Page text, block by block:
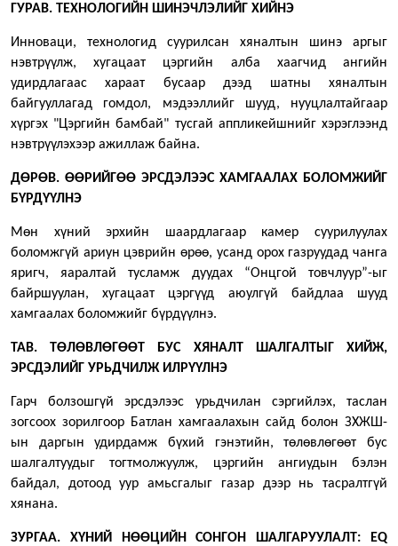
ГУРАВ. ТЕХНОЛОГИЙН ШИНЭЧЛЭЛИЙГ ХИЙНЭ
Инноваци, технологид суурилсан хяналтын шинэ аргыг
нэвтрүүлж, хугацаат цэргийн алба хаагчид ангийн
удирдлагаас хараат бусаар дээд шатны хяналтын
байгууллагад гомдол, мэдээллийг шууд, нууцлалтайгаар
хүргэх "Цэргийн бамбай" тусгай аппликейшнийг хэрэглээнд
нэвтрүүлэхээр ажиллаж байна.
ДӨРӨВ. ӨӨРИЙГӨӨ ЭРСДЭЛЭЭС ХАМГААЛАХ БОЛОМЖИЙГ
БҮРДҮҮЛНЭ
Мөн хүний эрхийн шаардлагаар камер суурилуулах
боломжгүй ариун цэврийн өрөө, усанд орох газруудад чанга
яригч, яаралтай тусламж дуудах “Онцгой товчлуур”-ыг
байршуулан, хугацаат цэргүүд аюулгүй байдлаа шууд
хамгаалах боломжийг бүрдүүлнэ.
ТАВ. ТӨЛӨВЛӨГӨӨТ БУС ХЯНАЛТ ШАЛГАЛТЫГ ХИЙЖ,
ЭРСДЭЛИЙГ УРЬДЧИЛЖ ИЛРҮҮЛНЭ
Гарч болзошгүй эрсдэлээс урьдчилан сэргийлэх, таслан
зогсоох зорилгоор Батлан хамгаалахын сайд болон ЗХЖШ-
ын даргын удирдамж бүхий гэнэтийн, төлөвлөгөөт бус
шалгалтуудыг тогтмолжуулж, цэргийн ангиудын бэлэн
байдал, дотоод уур амьсгалыг газар дээр нь тасралтгүй
хянана.
ЗУРГАА. ХҮНИЙ НӨӨЦИЙН СОНГОН ШАЛГАРУУЛАЛТ: EQ